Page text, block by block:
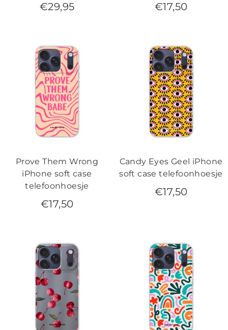
€29,95 €17,50
Prove Them Wrong
iPhone soft case
telefoonhoesje
€17,50
Candy Eyes Geel iPhone
soft case telefoonhoesje
€17,50